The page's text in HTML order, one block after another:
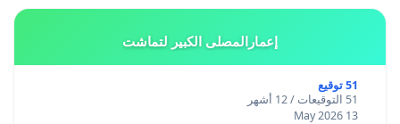
إعمارالمصلى الكبير لتماشت
51 توقيع
51 التوقيعات / 12 أشهر
13 May 2026